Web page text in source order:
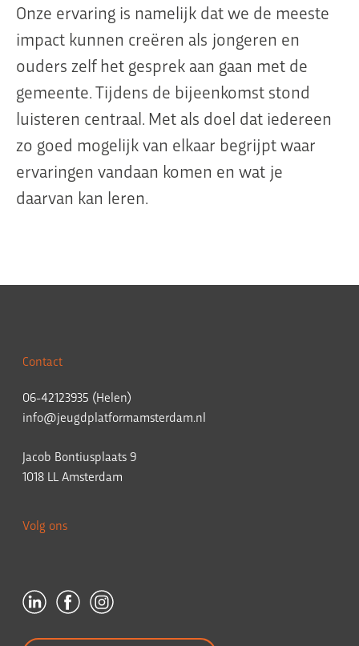
Onze ervaring is namelijk dat we de meeste
impact kunnen creëren als jongeren en
ouders zelf het gesprek aan gaan met de
gemeente. Tijdens de bijeenkomst stond
luisteren centraal. Met als doel dat iedereen
zo goed mogelijk van elkaar begrijpt waar
ervaringen vandaan komen en wat je
daarvan kan leren.
Contact
06-42123935 (Helen)
info@jeugdplatformamsterdam.nl
Jacob Bontiusplaats 9
1018 LL Amsterdam
Volg ons